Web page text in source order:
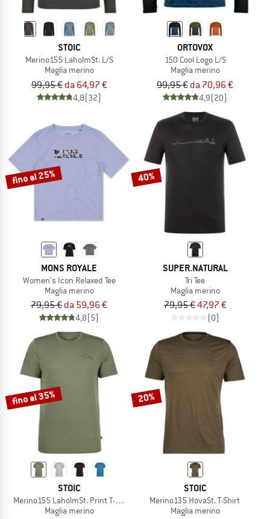
STOIC
Merino155 LaholmSt. L/S
Maglia merino
99,95 € da 64,97 €
4,8(32)
ORTOVOX
150 Cool Logo L/S
Maglia merino
99,95 € da 70,96 €
4,9(20)
fino al 25%
MONS ROYALE
Women's Icon Relaxed Tee
Maglia merino
79,95 € da 59,96 €
4,8(5)
40%
SUPER.NATURAL
Tri Tee
Maglia merino
79,95 €47,97 €
(0)
fino al 35%
STOIC
Merino155 LaholmSt. Print T-Shirt Mountain II
Maglia merino
20%
STOIC
Merino135 HovaSt. T-Shirt
Maglia merino